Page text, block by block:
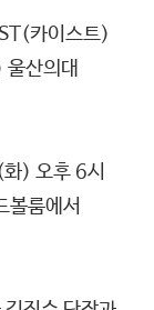
카이스트)
산의대
) 오후 6시
볼룸에서